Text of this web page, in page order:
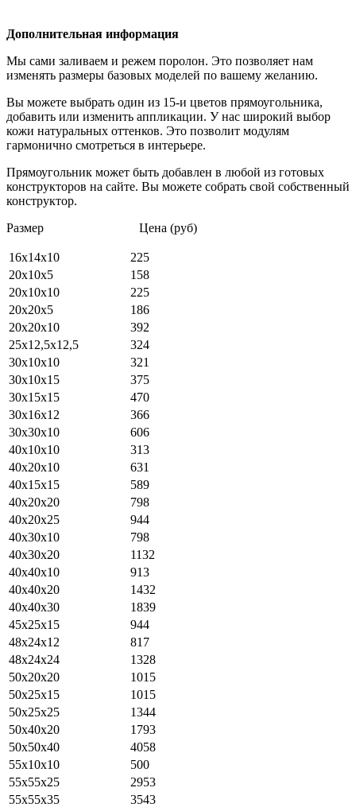
Дополнительная информация
Мы сами заливаем и режем поролон. Это позволяет нам
изменять размеры базовых моделей по вашему желанию.
Вы можете выбрать один из 15-и цветов прямоугольника,
добавить или изменить аппликации. У нас широкий выбор
кожи натуральных оттенков. Это позволит модулям
гармонично смотреться в интерьере.
Прямоугольник может быть добавлен в любой из готовых
конструкторов на сайте. Вы можете собрать свой собственный
конструктор.
Размер Цена (руб)
16х14х10
225
20х10х5
158
20х10х10
225
20х20х5
186
20х20х10
392
25х12,5х12,5
324
30х10х10
321
30х10х15
375
30х15х15
470
30х16х12
366
30х30х10
606
40х10х10
313
40х20х10
631
40х15х15
589
40х20х20
798
40х20х25
944
40х30х10
798
40х30х20
1132
40х40х10
913
40х40х20
1432
40x40x30
1839
45х25х15
944
48х24х12
817
48х24х24
1328
50х20х20
1015
50х25х15
1015
50х25х25
1344
50х40х20
1793
50x50x40
4058
55х10х10
500
55x55x25
2953
55x55x35
3543